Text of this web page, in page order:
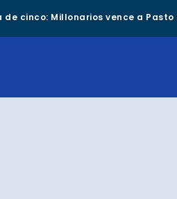
cinco: Millonarios vence a Pasto